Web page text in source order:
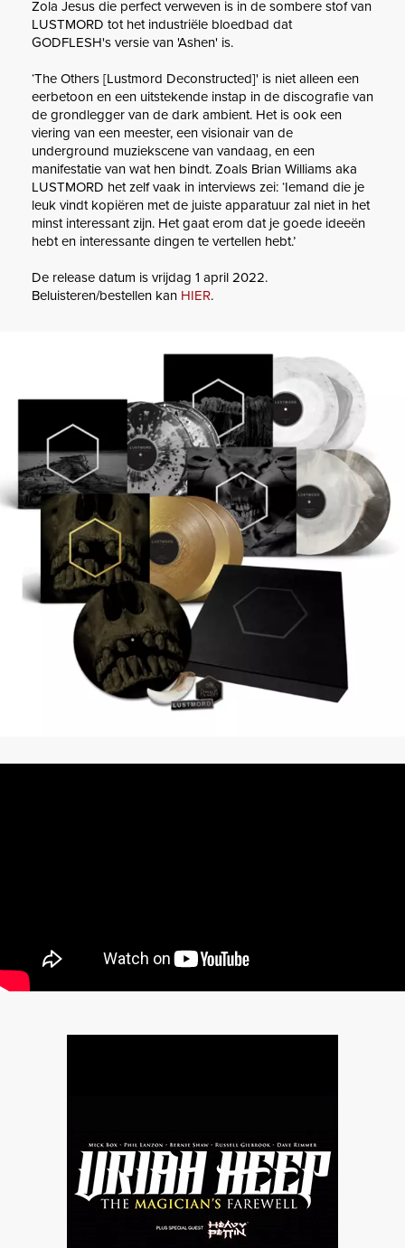
Zola Jesus die perfect ​​verweven is in de sombere stof van
LUSTMORD tot het industriële bloedbad dat
GODFLESH's versie van 'Ashen' is.
‘The Others [Lustmord Deconstructed]' is niet alleen een
eerbetoon en een uitstekende instap in de discografie van
de grondlegger van de dark ambient. Het is ook een
viering van een meester, een visionair van de
underground muziekscene van vandaag, en een
manifestatie van wat hen bindt. Zoals Brian Williams aka
LUSTMORD het zelf vaak in interviews zei: ‘Iemand die je
leuk vindt kopiëren met de juiste apparatuur zal niet in het
minst interessant zijn. Het gaat erom dat je goede ideeën
hebt en interessante dingen te vertellen hebt.’
De release datum is vrijdag 1 april 2022.
Beluisteren/bestellen kan HIER.